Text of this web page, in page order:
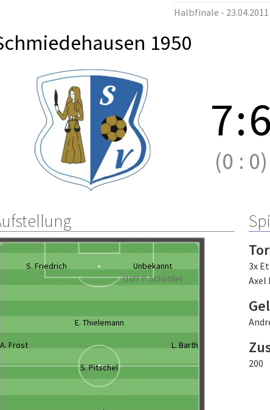
Halbfinale - 23.04.2011
1950
7:6
(0 : 0)
S. Friedrich
Unbekannt
(109' P. Schöttle)
E. Thielemann
A. Frost L. Barth
S. Pitschel
3x
Axel
200